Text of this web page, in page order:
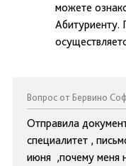
можете
Абитуриенту.
Вопрос от Бервино
Отправила
специалитет ,
июня ,почему меня